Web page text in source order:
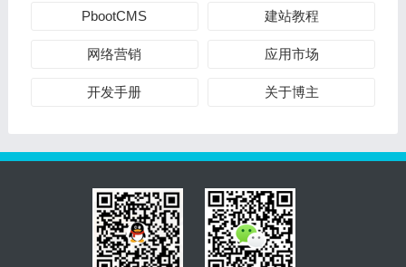
PbootCMS 建站教程
网络营销 应用市场
开发手册 关于博主